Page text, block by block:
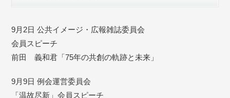
9月2日 公共イメージ・広報雑誌委員会
会員スピーチ
前田 義和君「75年の共創の軌跡と未来」
9月9日 例会運営委員会
「温故尽新」会員スピーチ